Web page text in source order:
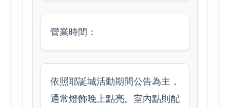
營業時間：
依照耶誕城活動期間公告為主，
通常燈飾晚上點亮。室內點則配